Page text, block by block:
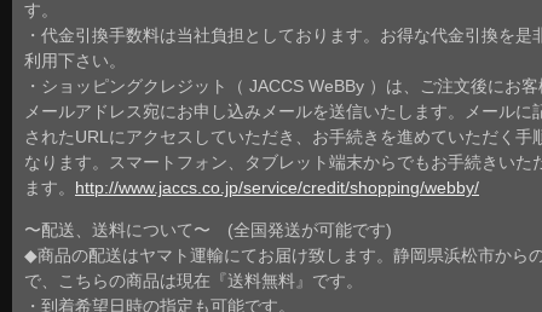
す。
・代金引換手数料は当社負担としております。お得な代金引換を是
利用下さい。
・ショッピングクレジット（ JACCS WeBBy ）は、ご注文後にお
メールアドレス宛にお申し込みメールを送信いたします。メールに
されたURLにアクセスしていただき、お手続きを進めていただく手
なります。スマートフォン、タブレット端末からでもお手続きいた
ます。
http://www.jaccs.co.jp/service/credit/shopping/webby/
〜配送、送料について〜 (全国発送が可能です)
◆商品の配送はヤマト運輸にてお届け致します。静岡県浜松市から
で、こちらの商品は現在『送料無料』です。
・到着希望日時の指定も可能です。